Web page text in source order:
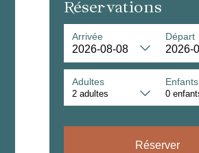
Réservations
Arrivée Départ
Adultes Enfants
Réserver